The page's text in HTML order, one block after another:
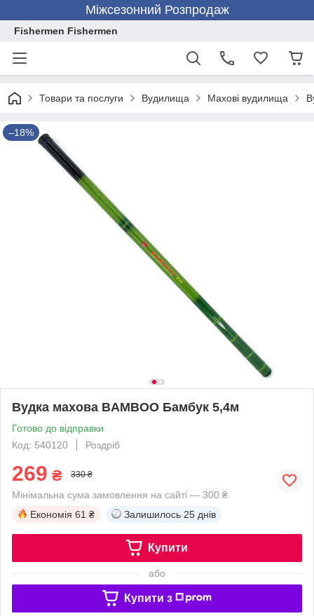
Міжсезонний Розпродаж
Fishermen Fishermen
Товари та послуги Вудилища Махові вудилища
–18%
Вудка махова BAMBOO Бамбук 5,4м
Готово до відправки
Код: 540120
Роздріб
269 ₴ 330 ₴
Мінімальна сума замовлення на сайті — 300 ₴
Економія 61 ₴ Залишилось 25 днів
Купити
або
Купити з